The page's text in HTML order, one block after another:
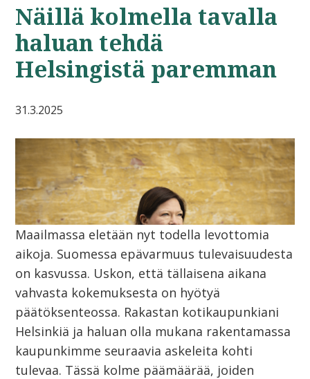
Näillä kolmella tavalla
haluan tehdä
Helsingistä paremman
31.3.2025
Maailmassa eletään nyt todella levottomia
aikoja. Suomessa epävarmuus tulevaisuudesta
on kasvussa. Uskon, että tällaisena aikana
vahvasta kokemuksesta on hyötyä
päätöksenteossa. Rakastan kotikaupunkiani
Helsinkiä ja haluan olla mukana rakentamassa
kaupunkimme seuraavia askeleita kohti
tulevaa. Tässä kolme päämäärää, joiden